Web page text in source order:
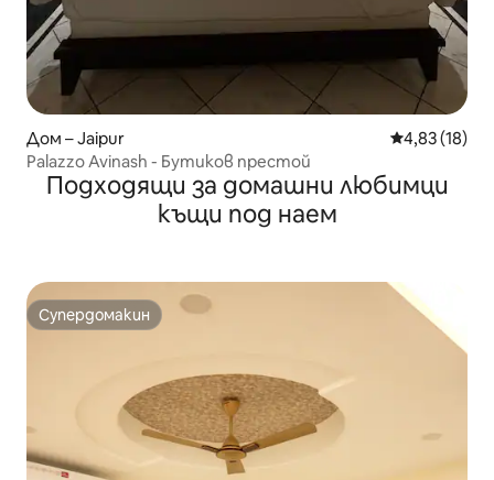
Дом – Jaipur Средна
4,83 (18)
Palazzo Avinash - Бутиков престой
Подходящи за домашни любимци
къщи под наем
Супердомакин
Супердомакин